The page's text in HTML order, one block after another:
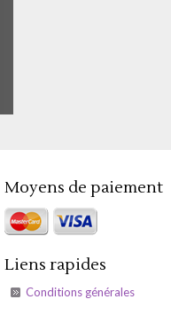
Moyens de paiement
Liens rapides
Conditions générales